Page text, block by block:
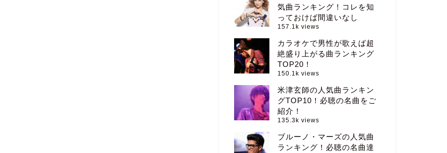
気曲ランキング！コレを知
っておけば間違いなし
157.1k views
カラオケで男性が歌えば超
絶盛り上がる曲ランキング
TOP20！
150.1k views
米津玄師の人気曲ランキン
グTOP10！必聴の名曲をご
紹介！
135.3k views
ブルーノ・マーズの人気曲
ランキング！必聴の名曲達